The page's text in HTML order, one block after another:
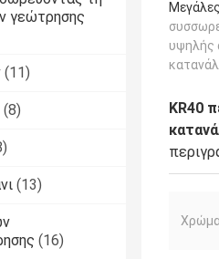
γεώτρησης
(11)
(8)
(13)
(16)
υψηλής
KR40